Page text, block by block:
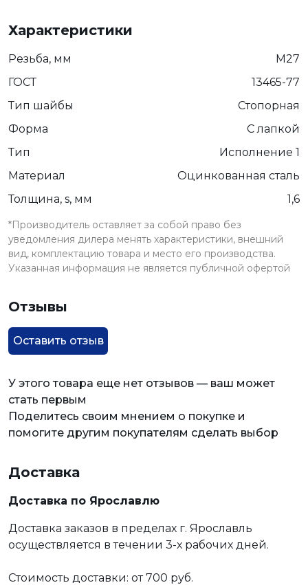
Характеристики
Резьба, мм
М27
ГОСТ
13465-77
Тип шайбы
Стопорная
Форма
С лапкой
Тип
Исполнение 1
Материал
Оцинкованная сталь
Толщина, s, мм
1,6
*Производитель оставляет за собой право без
уведомления дилера менять характеристики, внешний
вид, комплектацию товара и место его производства.
Указанная информация не является публичной офертой
Отзывы
Оставить отзыв
У этого товара еще нет отзывов — ваш может
стать первым
Поделитесь своим мнением о покупке и
помогите другим покупателям сделать выбор
Доставка
Доставка по Ярославлю
Доставка заказов в пределах г. Ярославль
осуществляется в течении 3-х рабочих дней.
Стоимость доставки: от 700 руб.